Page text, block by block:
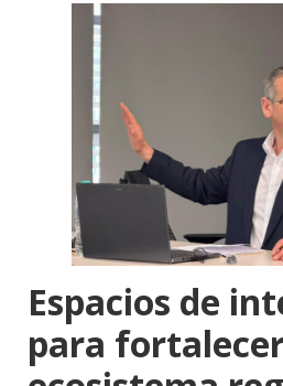
Espacios de
para